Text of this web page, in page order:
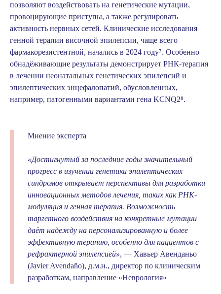
позволяют воздействовать на генетические мутации,
провоцирующие приступы, а также регулировать
активность нервных сетей. Клинические исследования
генной терапии височной эпилепсии, чаще всего
фармакорезистентной, начались в 2024 году⁷. Особенно
обнадёживающие результаты демонстрирует РНК-терапия
в лечении неонатальных генетических эпилепсий и
эпилептических энцефалопатий, обусловленных,
например, патогенными вариантами гена KCNQ2⁸.
Мнение эксперта
«Достигнутый за последние годы значительный
прогресс в изучении генетики эпилептических
синдромов открывает перспективы для разработки
инновационных методов лечения, таких как РНК-
модуляция и генная терапия. Возможность
таргетного воздействия на конкретные мутации
даёт надежду на персонализированную и более
эффективную терапию, особенно для пациентов с
рефрактерной эпилепсией», — Хавьер Авенданьо
(Javier Avendaño), д.м.н., директор по клиническим
разработкам, направление «Неврология»